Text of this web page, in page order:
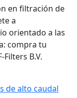
en filtración de
a
orientado a las
compra tu
B.V.
de alto caudal